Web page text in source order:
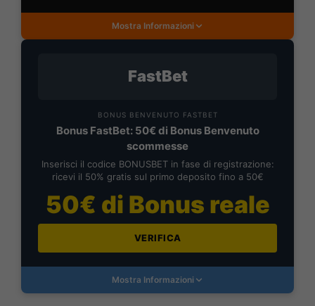
Mostra Informazioni
FastBet
BONUS BENVENUTO FASTBET
Bonus FastBet: 50€ di Bonus Benvenuto
scommesse
Inserisci il codice BONUSBET in fase di registrazione:
ricevi il 50% gratis sul primo deposito fino a 50€
50€ di Bonus reale
VERIFICA
Mostra Informazioni